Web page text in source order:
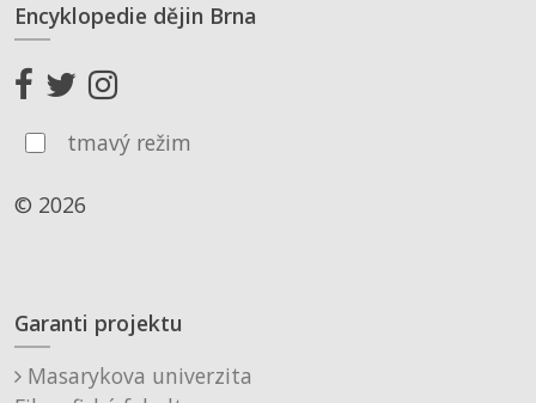
Encyklopedie dějin Brna
tmavý režim
© 2026
Garanti projektu
Masarykova univerzita